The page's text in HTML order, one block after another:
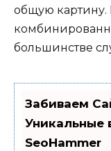
общую картину.
большинстве
Забиваем
Уникальные
SeoHammer